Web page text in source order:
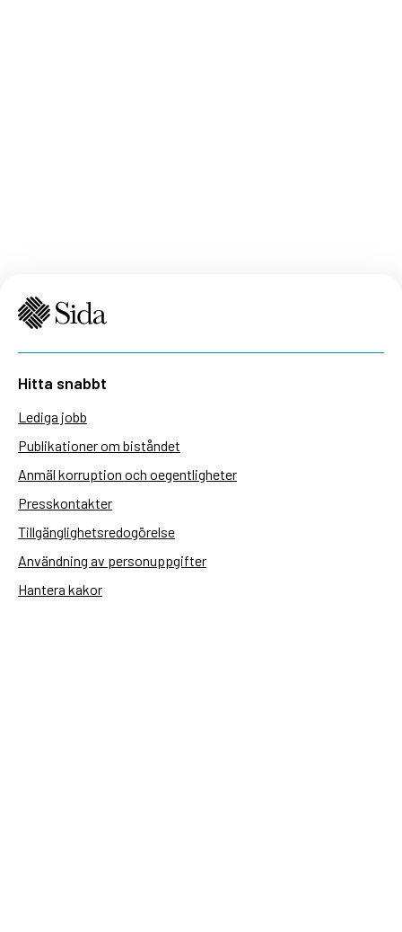
Hitta snabbt
Lediga jobb
Publikationer om biståndet
Anmäl korruption och oegentligheter
Presskontakter
Tillgänglighetsredogörelse
Användning av personuppgifter
Hantera kakor